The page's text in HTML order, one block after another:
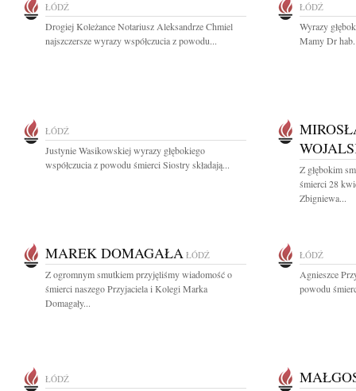
ŁÓDŹ
Drogiej Koleżance Notariusz Aleksandrze Chmiel
najszczersze wyrazy współczucia z powodu...
ŁÓDŹ
Wyrazy
Mamy Dr
ŁÓDŹ
Justynie Wasikowskiej wyrazy głębokiego
współczucia z powodu śmierci Siostry składają...
Z głębokim
śmierci 28
Zbigniewa...
MAREK DOMAGAŁA ŁÓDŹ
Z ogromnym smutkiem przyjęliśmy wiadomość o
śmierci naszego Przyjaciela i Kolegi Marka
Domagały...
ŁÓDŹ
Agnieszce
powodu
ŁÓDŹ